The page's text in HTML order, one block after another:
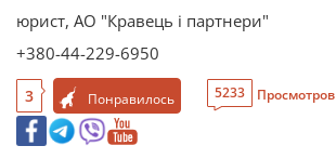
юрист, АО "Кравець і партнери"
+380-44-229-6950
3 Понравилось 5233 Просмотров